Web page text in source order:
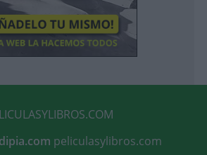
peliculasylibros.com